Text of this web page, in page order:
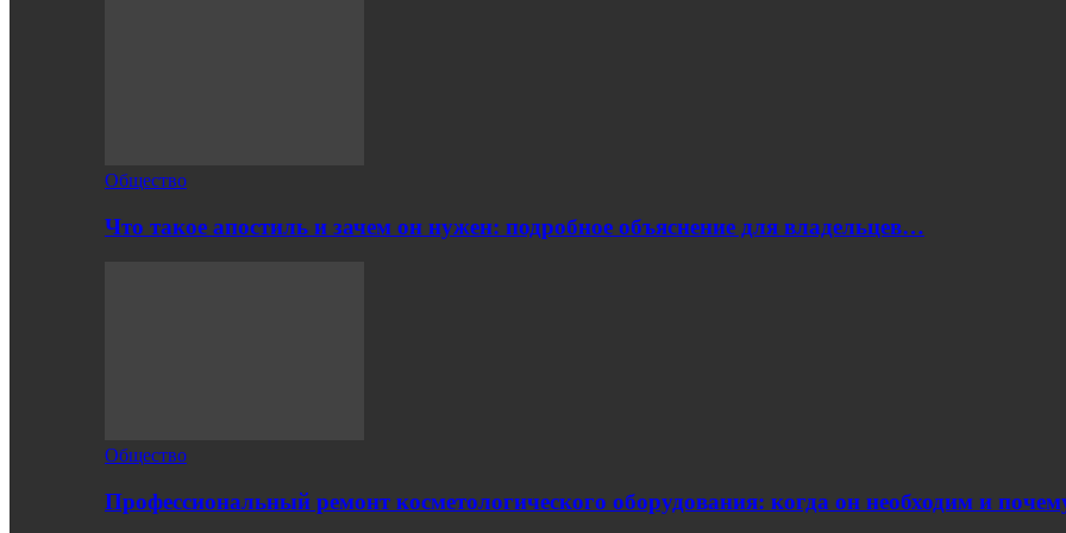
Общество
Что такое апостиль и зачем он нужен: подробное объяснение для владельцев…
Общество
Профессиональный ремонт косметологического оборудования: когда он необходим и